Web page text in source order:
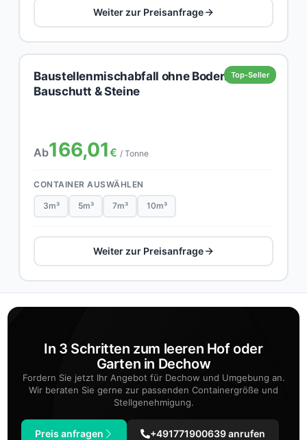
Weiter zur Preisanfrage
Top-Seller
Baustellenmischabfall ohne Boden,
Bauschutt & Steine
Ab166,01€ / Tonne
CONTAINER AUSWÄHLEN
3m³ 5m³ 7m³ 10m³
Weiter zur Preisanfrage
In 3 Schritten zum leeren Hof oder
Garten in Dechow
Fordern Sie jetzt Ihr Angebot für Dechow und Umgebung an.
Wir beraten Sie gerne zur passenden Containergröße und
Stellgenehmigung.
Preis anfragen +491771900639 anrufen